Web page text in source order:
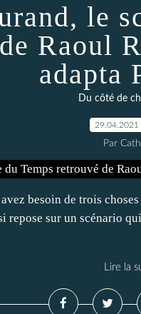
le
Raoul
adapta
Du côté de
29.04.2021
Par
besoin de trois
repose sur un scénario
Lire la